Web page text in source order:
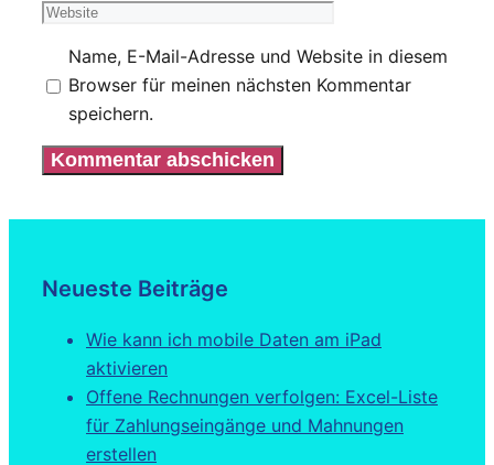
Mail-
Website
Name, E-Mail-Adresse und Website in diesem
Browser für meinen nächsten Kommentar
speichern.
Neueste Beiträge
Wie kann ich mobile Daten am iPad
aktivieren
Offene Rechnungen verfolgen: Excel-Liste
für Zahlungseingänge und Mahnungen
erstellen